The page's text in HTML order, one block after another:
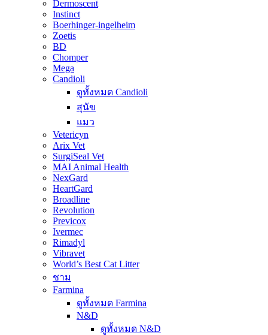
Dermoscent
Instinct
Boerhinger-ingelheim
Zoetis
BD
Chomper
Mega
Candioli
ดูทั้งหมด Candioli
สุนัข
แมว
Vetericyn
Arix Vet
SurgiSeal Vet
MAI Animal Health
NexGard
HeartGard
Broadline
Revolution
Previcox
Ivermec
Rimadyl
Vibravet
World’s Best Cat Litter
ชาม
Farmina
ดูทั้งหมด Farmina
N&D
ดูทั้งหมด N&D